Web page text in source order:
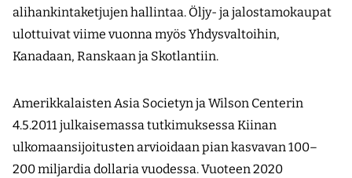
alihankintaketjujen hallintaa. Öljy- ja jalostamokaupat
ulottuivat viime vuonna myös Yhdysvaltoihin,
Kanadaan, Ranskaan ja Skotlantiin.
Amerikkalaisten Asia Societyn ja Wilson Centerin
4.5.2011 julkaisemassa tutkimuksessa Kiinan
ulkomaansijoitusten arvioidaan pian kasvavan 100–
200 miljardia dollaria vuodessa. Vuoteen 2020